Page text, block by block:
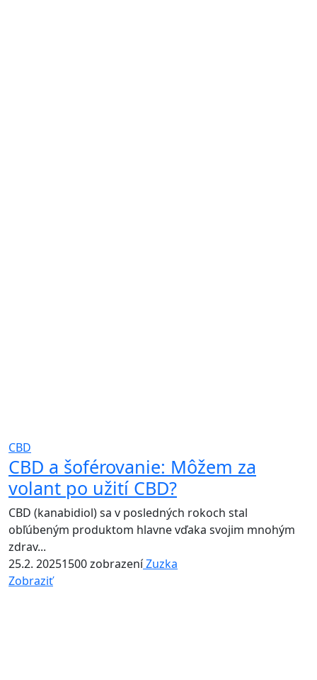
CBD
CBD a šoférovanie: Môžem za
volant po užití CBD?
CBD (kanabidiol) sa v posledných rokoch stal
obľúbeným produktom hlavne vďaka svojim mnohým
zdrav...
25.2. 20251500 zobrazeníZuzka
Zobraziť